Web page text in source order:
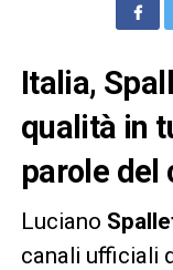
Italia,
qualità in
parole del
Luciano
canali ufficiali